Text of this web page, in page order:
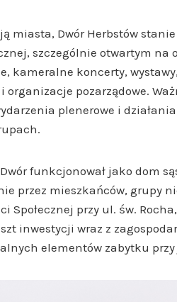
miasta, Dwór Herbstów
szczególnie otwartym na
kameralne koncerty,
organizacje pozarządowe.
plenerowe i
funkcjonował jako dom
przez mieszkańców, grupy
Społecznej przy ul. św.
inwestycji wraz z
elementów zabytku